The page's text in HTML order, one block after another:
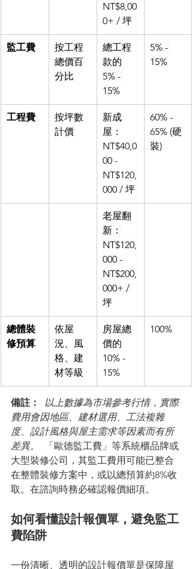
NT$8,00
0+ / 坪
監工費
按工程
總價百
分比
總工程
款的
5% -
15%
5% -
15%
工程費
按坪數
計價
新成
屋：
NT$40,0
00 -
NT$120,
000 / 坪
60% -
65% (硬
裝)
老屋翻
新：
NT$120,
000 -
NT$200,
000+ /
坪
總體裝
修預算
依屋
況、風
格、建
材等級
房屋總
價的
10% -
15%
100%
備註：
以上數據為市場參考行情，實際
費用會因地區、建材選用、工法複雜
度、設計風格與屋主需求等因素而有所
差異。
「歐德監工費」等系統櫃品牌或
大型裝修公司，其監工費用可能已整合
在整體裝修方案中，或以總預算約8%收
取。在諮詢時務必確認報價細項。
如何看懂設計報價單，避免監工
費陷阱
一份清晰、透明的設計報價單是保障屋